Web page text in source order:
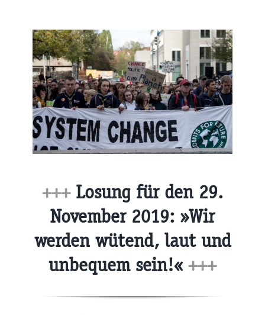
+++Losung für den 29.
November 2019: »Wir
werden wütend, laut und
unbequem sein!« +++